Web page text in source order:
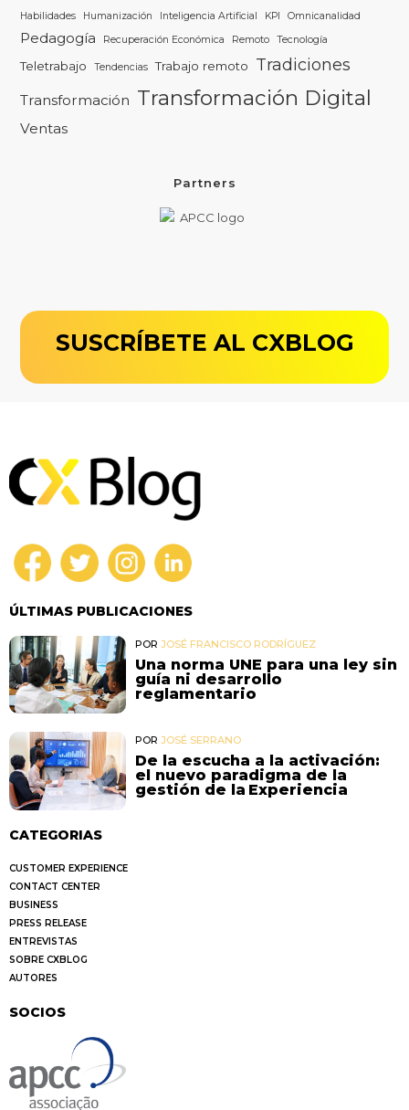
Habilidades Humanización Inteligencia Artificial KPI Omnicanalidad
Pedagogía Recuperación Económica Remoto Tecnología
Teletrabajo Tendencias Trabajo remoto Tradiciones
Transformación Transformación Digital
Ventas
Partners
SUSCRÍBETE AL CXBLOG
ÚLTIMAS PUBLICACIONES
POR JOSÉ FRANCISCO RODRÍGUEZ
Una norma UNE para una ley sin
guía ni desarrollo
reglamentario
POR JOSÉ SERRANO
De la escucha a la activación:
el nuevo paradigma de la
gestión de la Experiencia
CATEGORIAS
CUSTOMER EXPERIENCE
CONTACT CENTER
BUSINESS
PRESS RELEASE
ENTREVISTAS
SOBRE CXBLOG
AUTORES
SOCIOS